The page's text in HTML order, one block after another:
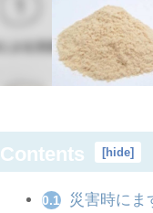
Contents [hide]
0.1 災害時にま